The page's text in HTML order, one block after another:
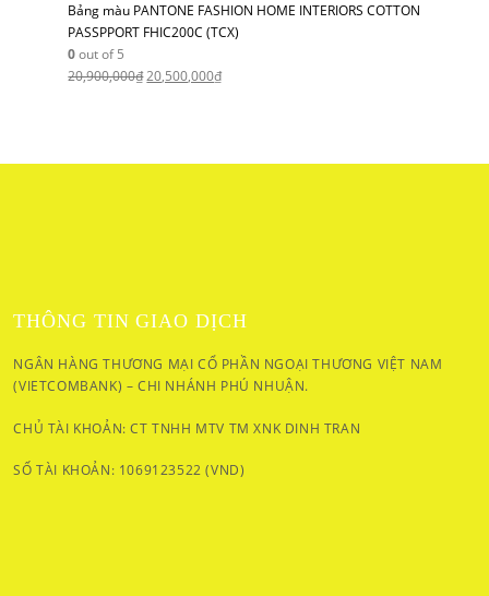
Bảng màu PANTONE FASHION HOME INTERIORS COTTON
PASSPPORT FHIC200C (TCX)
0out of 5
20,900,000₫20,500,000₫
THÔNG TIN GIAO DỊCH
NGÂN HÀNG THƯƠNG MẠI CỔ PHẦN NGOẠI THƯƠNG VIỆT NAM
(VIETCOMBANK) – CHI NHÁNH PHÚ NHUẬN.
CHỦ TÀI KHOẢN: CT TNHH MTV TM XNK DINH TRAN
SỐ TÀI KHOẢN: 1069123522 (VND)